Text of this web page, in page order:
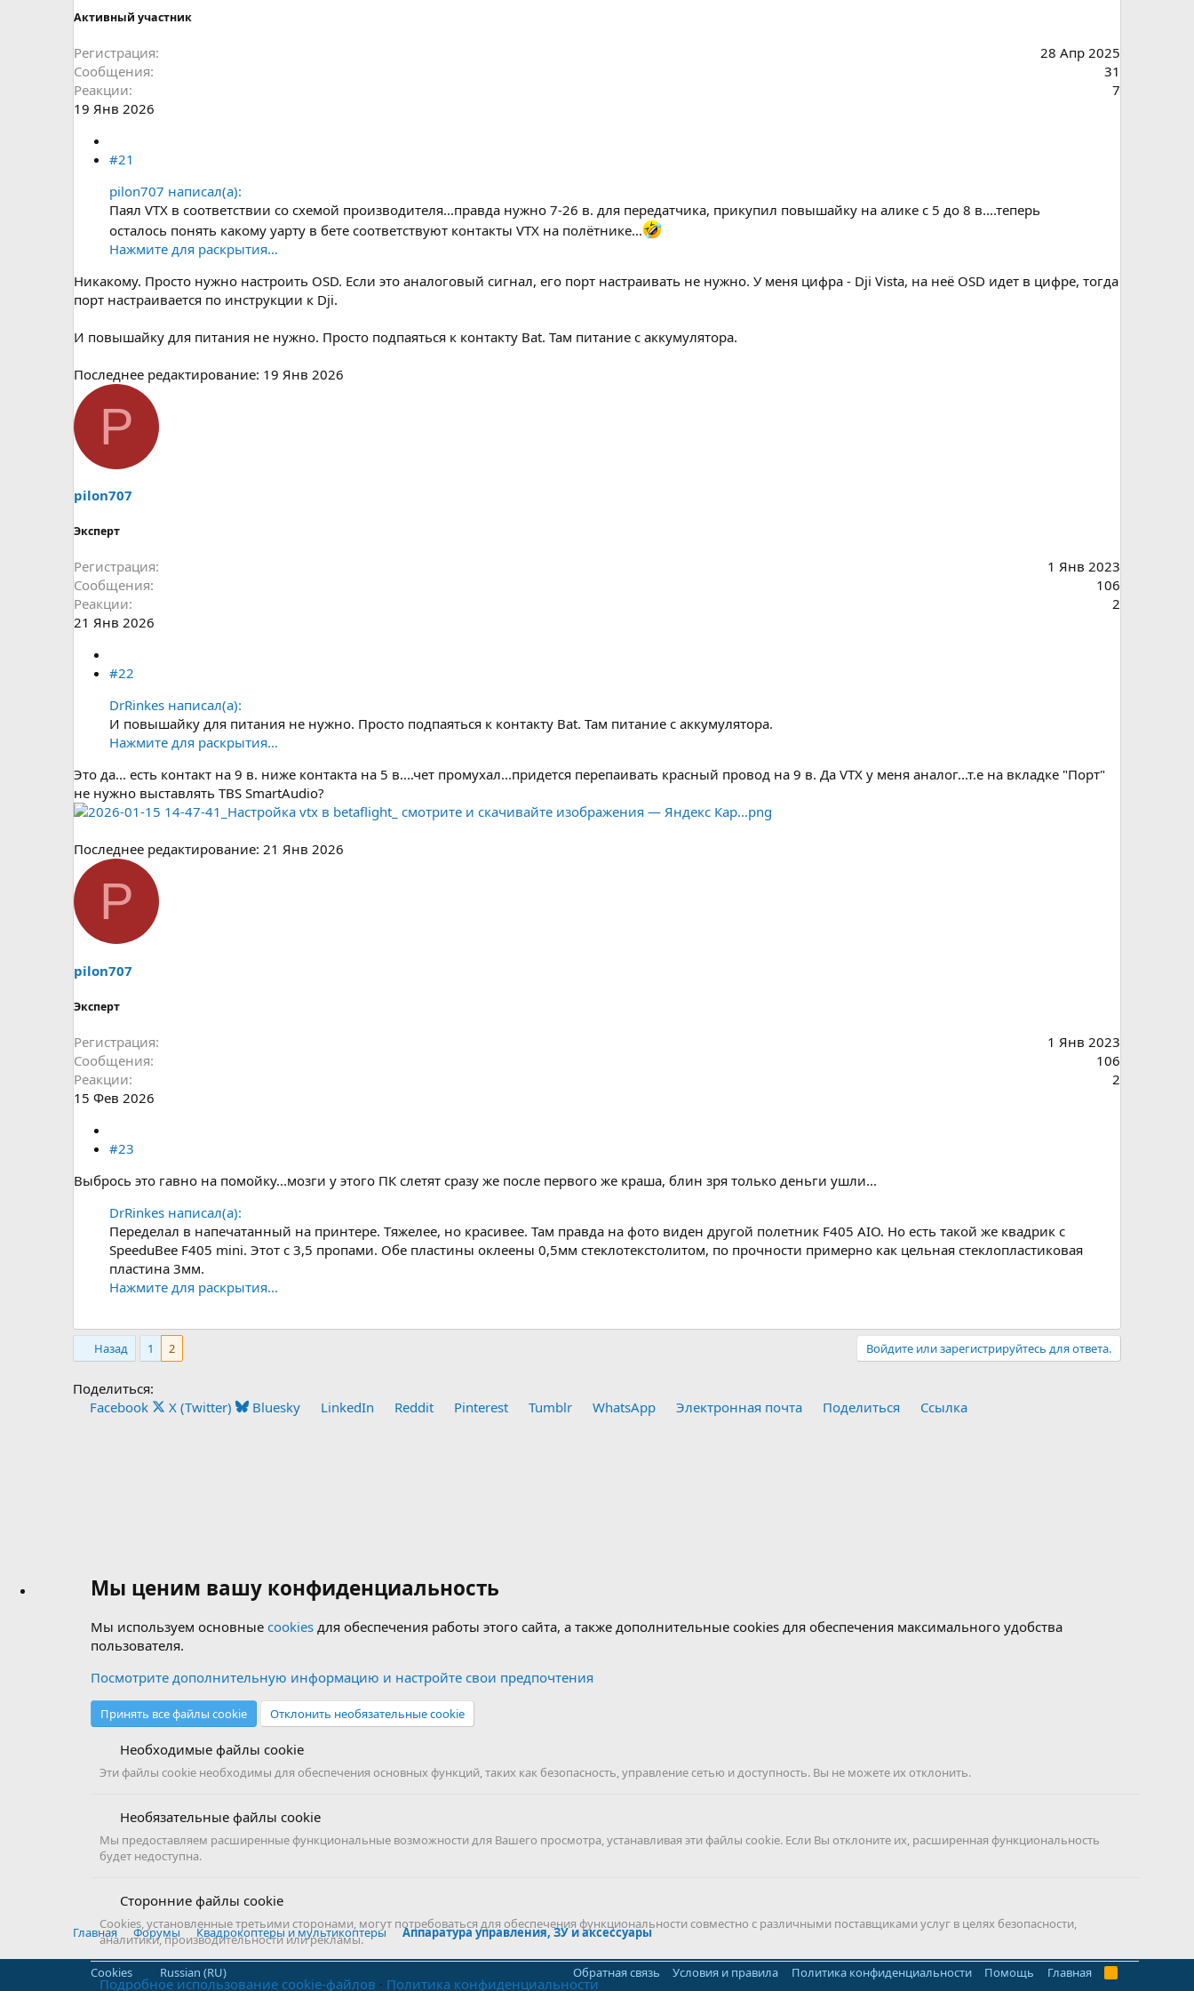
Активный участник
Регистрация
28 Апр 2025
Сообщения
31
Реакции
7
19 Янв 2026
#21
pilon707 написал(а):
Паял VTX в соответствии со схемой производителя...правда нужно 7-26 в. для передатчика, прикупил повышайку на алике с 5 до 8 в....теперь
осталось понять какому уарту в бете соответствуют контакты VTX на полётнике...
Нажмите для раскрытия...
Никакому. Просто нужно настроить OSD. Если это аналоговый сигнал, его порт настраивать не нужно. У меня цифра - Dji Vista, на неё OSD идет в цифре, тогда
порт настраивается по инструкции к Dji.
И повышайку для питания не нужно. Просто подпаяться к контакту Bat. Там питание с аккумулятора.
Последнее редактирование: 19 Янв 2026
P
pilon707
Эксперт
Регистрация
1 Янв 2023
Сообщения
106
Реакции
2
21 Янв 2026
#22
DrRinkes написал(а):
И повышайку для питания не нужно. Просто подпаяться к контакту Bat. Там питание с аккумулятора.
Нажмите для раскрытия...
Это да... есть контакт на 9 в. ниже контакта на 5 в....чет промухал...придется перепаивать красный провод на 9 в. Да VTX у меня аналог...т.е на вкладке "Порт"
не нужно выставлять TBS SmartAudio?
Последнее редактирование: 21 Янв 2026
P
pilon707
Эксперт
Регистрация
1 Янв 2023
Сообщения
106
Реакции
2
15 Фев 2026
#23
Выбрось это гавно на помойку...мозги у этого ПК слетят сразу же после первого же краша, блин зря только деньги ушли...
DrRinkes написал(а):
Переделал в напечатанный на принтере. Тяжелее, но красивее. Там правда на фото виден другой полетник F405 AIO. Но есть такой же квадрик с
SpeeduBee F405 mini. Этот с 3,5 пропами. Обе пластины оклеены 0,5мм стеклотекстолитом, по прочности примерно как цельная стеклопластиковая
пластина 3мм.
Нажмите для раскрытия...
Назад 1 2 Войдите или зарегистрируйтесь для ответа.
Поделиться:
Facebook
X (Twitter) Bluesky LinkedIn Reddit Pinterest Tumblr WhatsApp Электронная почта Поделиться Ссылка
Главная Форумы Квадрокоптеры и мультикоптеры Аппаратура управления, ЗУ и аксессуары
Cookies Russian (RU) Обратная связь Условия и правила Политика конфиденциальности Помощь Главная
R
Мы ценим вашу конфиденциальность
Мы используем основные cookies для обеспечения работы этого сайта, а также дополнительные cookies для обеспечения максимального удобства
пользователя.
Посмотрите дополнительную информацию и настройте свои предпочтения
Принять все файлы cookie Отклонить необязательные cookie
Необходимые файлы cookie
Эти файлы cookie необходимы для обеспечения основных функций, таких как безопасность, управление сетью и доступность. Вы не можете их отклонить.
Необязательные файлы cookie
Мы предоставляем расширенные функциональные возможности для Вашего просмотра, устанавливая эти файлы cookie. Если Вы отклоните их, расширенная функциональность
будет недоступна.
Сторонние файлы cookie
Cookies, установленные третьими сторонами, могут потребоваться для обеспечения функциональности совместно с различными поставщиками услуг в целях безопасности,
аналитики, производительности или рекламы.
Подробное использование cookie-файлов Политика конфиденциальности